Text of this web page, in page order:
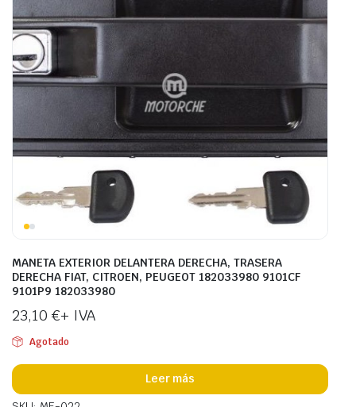
MANETA EXTERIOR DELANTERA DERECHA, TRASERA
DERECHA FIAT, CITROEN, PEUGEOT 182033980 9101CF
9101P9 182033980
23,10 €+ IVA
Agotado
Leer más